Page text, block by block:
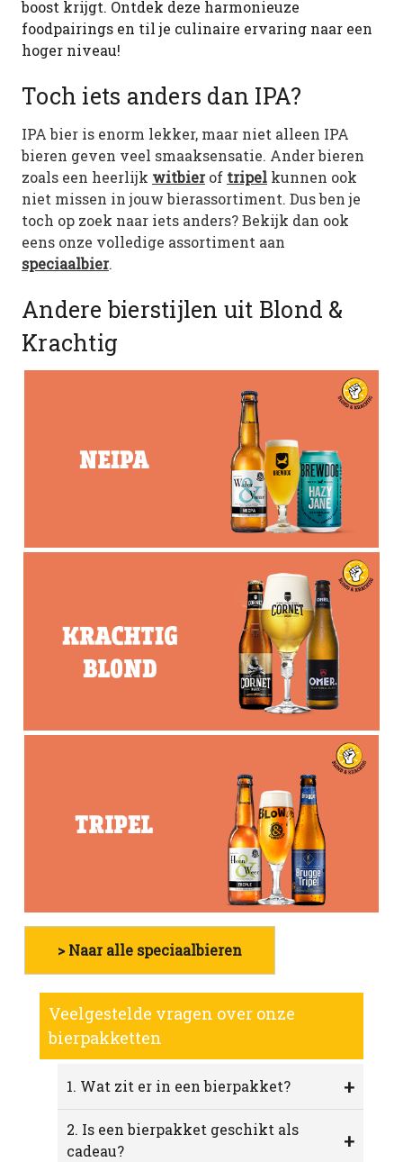
boost krijgt. Ontdek deze harmonieuze
foodpairings en til je culinaire ervaring naar een
hoger niveau!
Toch iets anders dan IPA?
IPA bier is enorm lekker, maar niet alleen IPA
bieren geven veel smaaksensatie. Ander bieren
zoals een heerlijk witbierof tripel kunnen ook
niet missen in jouw bierassortiment. Dus ben je
toch op zoek naar iets anders? Bekijk dan ook
eens onze volledige assortiment aan
speciaalbier.
Andere bierstijlen uit Blond &
Krachtig
> Naar alle speciaalbieren
Veelgestelde vragen over onze
bierpakketten
1. Wat zit er in een bierpakket? +
2. Is een bierpakket geschikt als
cadeau?
+